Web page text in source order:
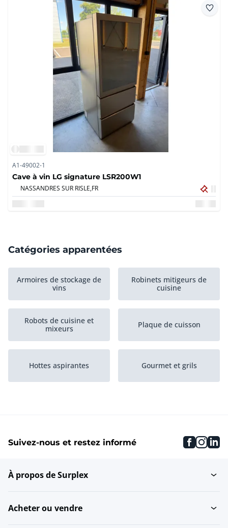
A1-49002-1
Cave à vin LG signature LSR200W1
NASSANDRES SUR RISLE,FR
Catégories apparentées
Armoires de stockage de
vins
Robinets mitigeurs de
cuisine
Robots de cuisine et
mixeurs
Plaque de cuisson
Hottes aspirantes Gourmet et grils
Friteuses pour l'horeca
Machines à café et
expresso
Suivez-nous et restez informé
À propos de Surplex
Acheter ou vendre